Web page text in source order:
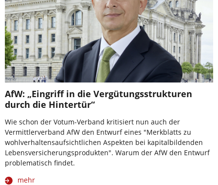
AfW: „Eingriff in die Vergütungsstrukturen
durch die Hintertür“
Wie schon der Votum-Verband kritisiert nun auch der
Vermittlerverband AfW den Entwurf eines "Merkblatts zu
wohlverhaltensaufsichtlichen Aspekten bei kapitalbildenden
Lebensversicherungsprodukten". Warum der AfW den Entwurf
problematisch findet.
mehr